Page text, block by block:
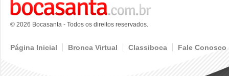
© 2026 Bocasanta - Todos os direitos reservados.
Página Inicial Bronca Virtual Classiboca Fale Conosco